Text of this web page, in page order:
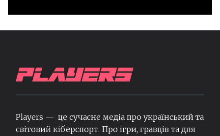
Players — це сучасне медіа про український та
світовий кіберспорт. Про ігри, гравців та для